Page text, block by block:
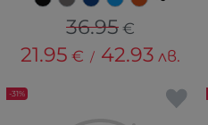
36.95 €
21.95 € / 42.93 лв.
-31%